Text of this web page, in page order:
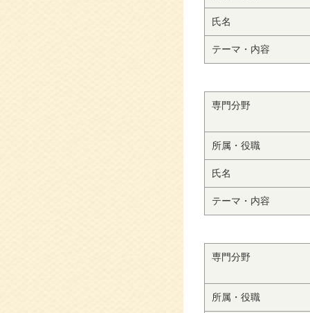
氏名
テーマ・内容
専門分野
所属・役職
氏名
テーマ・内容
専門分野
所属・役職